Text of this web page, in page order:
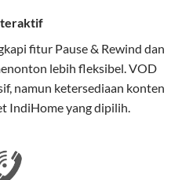
optik hingga ke rumah
memiliki beberapa
atau DSL.
fitur Pause & Rewind dan
lebih fleksibel. VOD
namun ketersediaan konten
IndiHome yang dipilih.